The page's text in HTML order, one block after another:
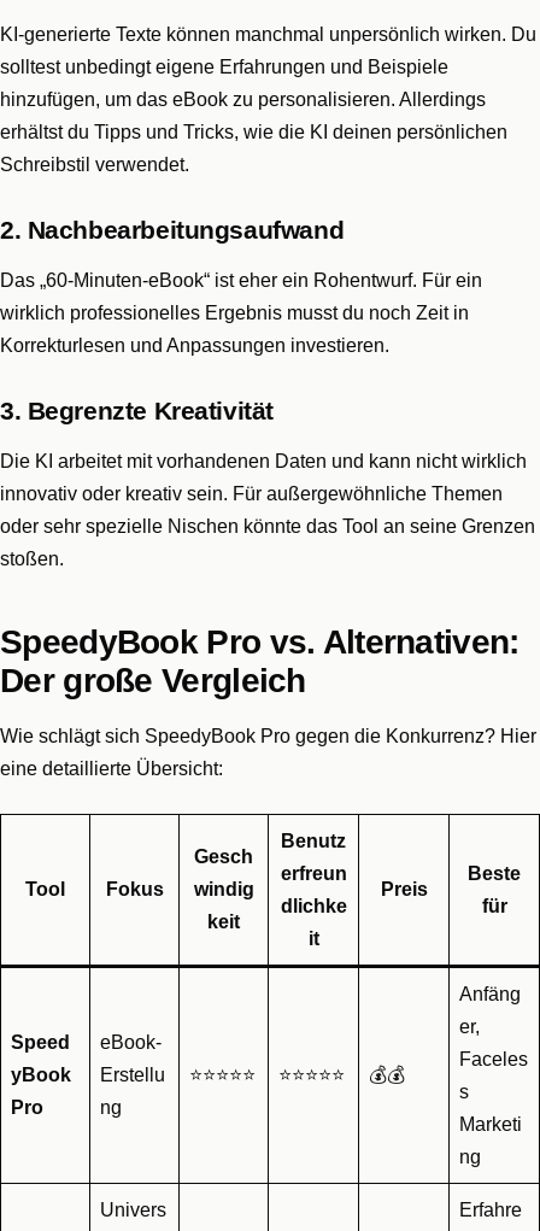
KI-generierte Texte können manchmal unpersönlich wirken. Du
solltest unbedingt eigene Erfahrungen und Beispiele
hinzufügen, um das eBook zu personalisieren. Allerdings
erhältst du Tipps und Tricks, wie die KI deinen persönlichen
Schreibstil verwendet.
2. Nachbearbeitungsaufwand
Das „60-Minuten-eBook“ ist eher ein Rohentwurf. Für ein
wirklich professionelles Ergebnis musst du noch Zeit in
Korrekturlesen und Anpassungen investieren.
3. Begrenzte Kreativität
Die KI arbeitet mit vorhandenen Daten und kann nicht wirklich
innovativ oder kreativ sein. Für außergewöhnliche Themen
oder sehr spezielle Nischen könnte das Tool an seine Grenzen
stoßen.
SpeedyBook Pro vs. Alternativen:
Der große Vergleich
Wie schlägt sich SpeedyBook Pro gegen die Konkurrenz? Hier
eine detaillierte Übersicht:
Tool Fokus
Gesch
windig
keit
Benutz
erfreun
dlichke
it
Preis
Beste
für
Speed
yBook
Pro
eBook-
Erstellu
ng
⭐⭐⭐⭐⭐ ⭐⭐⭐⭐⭐ 💰💰
Anfäng
er,
Faceles
s
Marketi
ng
Univers
Erfahre